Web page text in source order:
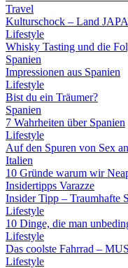
Travel
Kulturschock – Land
Lifestyle
Whisky Tasting und die
Spanien
Impressionen aus Spanien
Lifestyle
Bist du ein Träumer?
Spanien
7 Wahrheiten über Spanien
Lifestyle
Auf den Spuren von Sex
Italien
10 Gründe warum wir
Insidertipps Varazze
Insider Tipp – Traumhafte
Lifestyle
10 Dinge, die man
Lifestyle
Das coolste Fahrrad –
Lifestyle